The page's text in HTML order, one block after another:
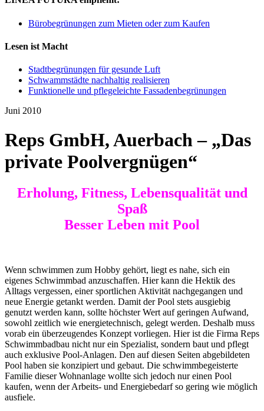
Bürobegrünungen zum Mieten oder zum Kaufen
Lesen ist Macht
Stadtbegrünungen für gesunde Luft
Schwammstädte nachhaltig realisieren
Funktionelle und pflegeleichte Fassadenbegrünungen
Juni 2010
Reps GmbH, Auerbach – „Das
private Poolvergnügen“
Erholung, Fitness, Lebensqualität und
Spaß
Besser Leben mit Pool
Wenn schwimmen zum Hobby gehört, liegt es nahe, sich ein
eigenes Schwimmbad anzuschaffen. Hier kann die Hektik des
Alltags vergessen, einer sportlichen Aktivität nachgegangen und
neue Energie getankt werden. Damit der Pool stets ausgiebig
genutzt werden kann, sollte höchster Wert auf geringen Aufwand,
sowohl zeitlich wie energietechnisch, gelegt werden. Deshalb muss
vorab ein überzeugendes Konzept vorliegen. Hier ist die Firma Reps
Schwimmbadbau nicht nur ein Spezialist, sondern baut und pflegt
auch exklusive Pool-Anlagen. Den auf diesen Seiten abgebildeten
Pool haben sie konzipiert und gebaut. Die schwimmbegeisterte
Familie dieser Wohnanlage wollte sich jedoch nur einen Pool
kaufen, wenn der Arbeits- und Energiebedarf so gering wie möglich
ausfiele.